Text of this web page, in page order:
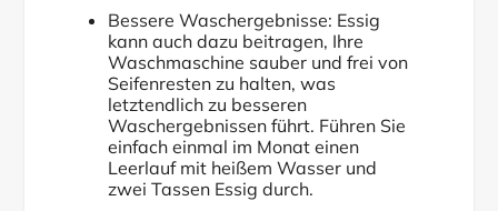
Bessere Waschergebnisse: Essig
kann auch dazu beitragen, Ihre
Waschmaschine sauber und frei von
Seifenresten zu halten, was
letztendlich zu besseren
Waschergebnissen führt. Führen Sie
einfach einmal im Monat einen
Leerlauf mit heißem Wasser und
zwei Tassen Essig durch.